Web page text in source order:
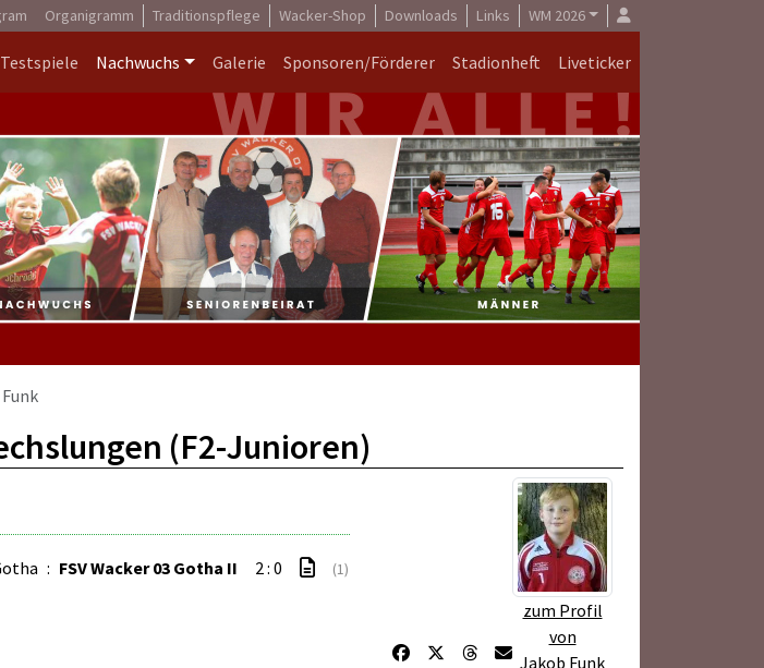
Organigramm Traditionspflege Wacker-Shop Downloads Links WM 2026
Testspiele Nachwuchs Galerie Sponsoren/Förderer Stadionheft Liveticker
(F2-Junioren)
zum Profil
von
Jakob Funk
: FSV Wacker 03 Gotha II 2 : 0 (1)